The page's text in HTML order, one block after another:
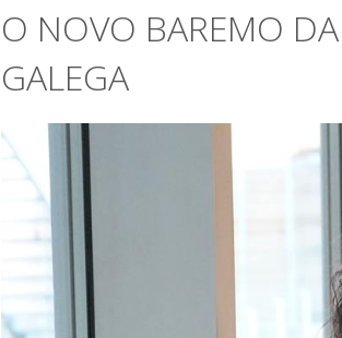
O NOVO BAREMO
GALEGA